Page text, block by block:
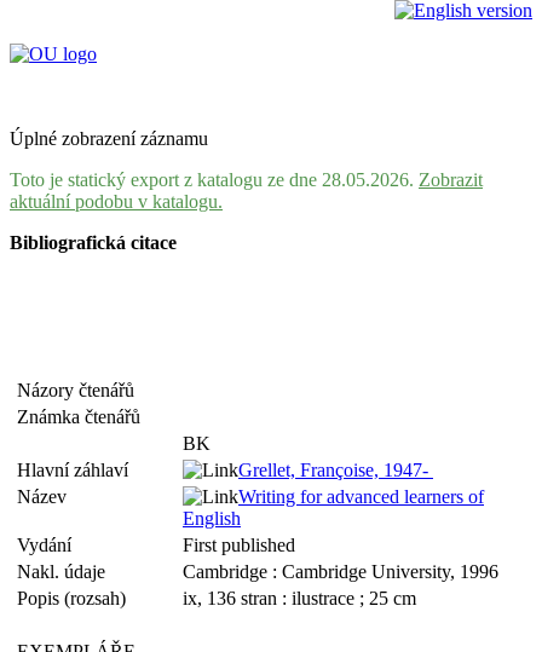
Úplné zobrazení záznamu
Toto je statický export z katalogu ze dne 28.05.2026. Zobrazit
aktuální podobu v katalogu.
Bibliografická citace
Názory čtenářů
Známka čtenářů
BK
Hlavní záhlaví
Grellet, Françoise, 1947-
Název
Writing for advanced learners of
English
Vydání
First published
Nakl. údaje
Cambridge : Cambridge University, 1996
Popis (rozsah)
ix, 136 stran : ilustrace ; 25 cm